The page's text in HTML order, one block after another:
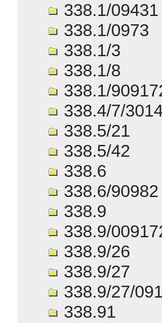
338.1/09431
338.1/0973
338.1/3
338.1/8
338.1/
338.4/7/
338.5/21
338.5/42
338.6
338.6/90982
338.9
338.9/
338.9/26
338.9/27
338.9/27/
338.91